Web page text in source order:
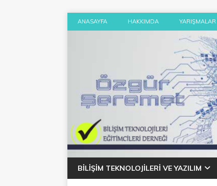
ANASAYFA HAKKIMDA
BILIŞIM TEKNOLOJILERI VE YAZILIM